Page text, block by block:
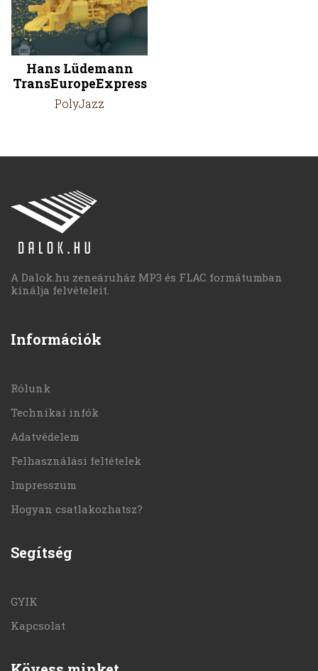
Hans Lüdemann
TransEuropeExpress
PolyJazz
A Dalok.hu zeneáruház MP3 és FLAC formátumban
kínálja felvételeit.
Információk
Rólunk
Technikai infók
Adatvédelem
Felhasználási feltételek
Impresszum
Hogyan csatlakozhatsz?
Segítség
GYIK
Kapcsolat